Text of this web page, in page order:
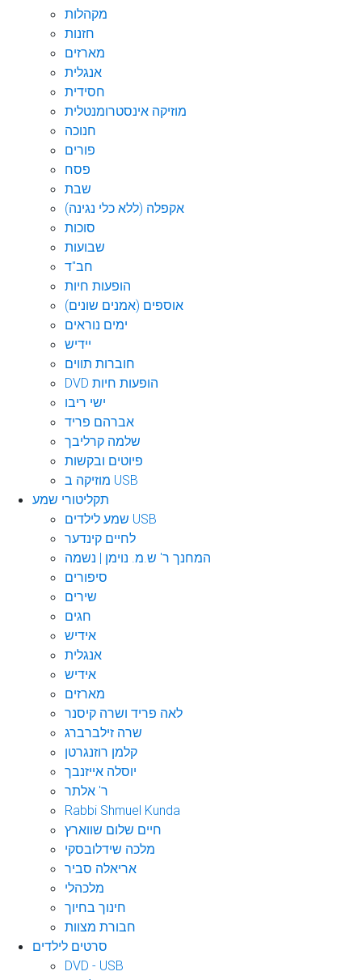
מקהלות
חזנות
מארזים
אנגלית
חסידית
מוזיקה אינסטרומנטלית
חנוכה
פורים
פסח
שבת
אקפלה (ללא כלי נגינה)
סוכות
שבועות
חב"ד
הופעות חיות
אוספים (אמנים שונים)
ימים נוראים
יידיש
חוברות תווים
DVD הופעות חיות
ישי ריבו
אברהם פריד
שלמה קרליבך
פיוטים ובקשות
מוזיקה ב USB
תקליטורי שמע
שמע לילדים USB
לחיים קינדער
המחנך ר' ש.מ. נוימן | נשמה
סיפורים
שירים
חגים
אידיש
אנגלית
אידיש
מארזים
לאה פריד ושרה קיסנר
שרה זילברברג
קלמן רוזנגרטן
יוסלה אייזנבך
ר' אלתר
Rabbi Shmuel Kunda
חיים שלום שווארץ
מלכה שידלובסקי
אריאלה סביר
מלכהלי
חינוך בחיוך
חבורת מצוות
סרטים לילדים
DVD - USB